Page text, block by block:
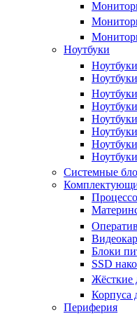
Ноутбуки
Системные
Блоки
SSD
Жёсткие
Корпуса
Периферия